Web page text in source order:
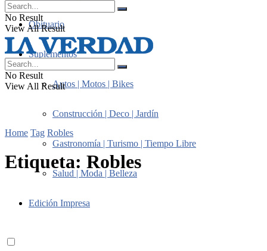
Obituario
Suplementos
Autos | Motos | Bikes
Construcción | Deco | Jardín
Gastronomía | Turismo | Tiempo Libre
Salud | Moda | Belleza
Edición Impresa
No Result
View All Result
No Result
View All Result
Home Tag Robles
Etiqueta: Robles